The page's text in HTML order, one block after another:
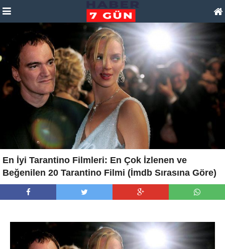
En İyi Tarantino Filmleri: En Çok İzlenen ve
Beğenilen 20 Tarantino Filmi (İmdb Sırasına Göre)